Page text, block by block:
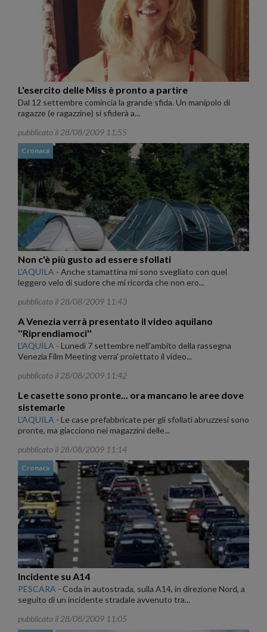
L'esercito delle Miss è pronto a partire
Dal 12 settembre comincia la grande sfida. Un manipolo di
ragazze (e ragazzine) si sfiderà a...
pubblicato il 28/08/2009 11:55
Cronaca
Non c'è più gusto ad essere sfollati
L'AQUILA - Anche stamattina mi sono svegliato con quel
leggero velo di sudore che mi ricorda che non ero...
pubblicato il 28/08/2009 11:43
A Venezia verrà presentato il video aquilano
''Riprendiamoci''
L'AQUILA - Lunedì 7 settembre nell'ambito della rassegna
Venezia Film Meeting verra' proiettato il video...
pubblicato il 28/08/2009 11:42
Le casette sono pronte... ora mancano le aree dove
sistemarle
L'AQUILA - Le case prefabbricate per gli sfollati abruzzesi sono
pronte, ma giacciono nei magazzini delle...
pubblicato il 28/08/2009 11:14
Cronaca
Incidente su A14
PESCARA - Coda in autostrada, sulla A14, in direzione Nord, a
seguito di un incidente stradale avvenuto tra...
pubblicato il 28/08/2009 11:05